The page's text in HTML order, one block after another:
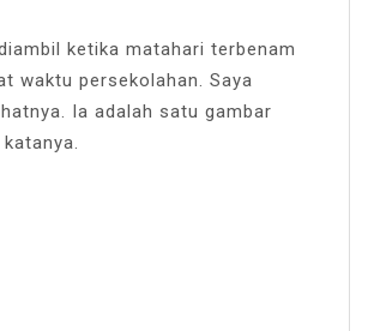
ketika matahari terbenam
waktu persekolahan. Saya
Ia adalah satu gambar